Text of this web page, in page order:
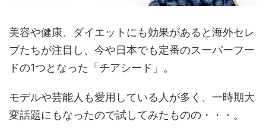
美容や健康、ダイエットにも効果があると海外セレ
ブたちが注目し、今や日本でも定番のスーパーフー
ドの1つとなった「チアシード」。
モデルや芸能人も愛用している人が多く、一時期大
変話題にもなったので試してみたものの・・・。